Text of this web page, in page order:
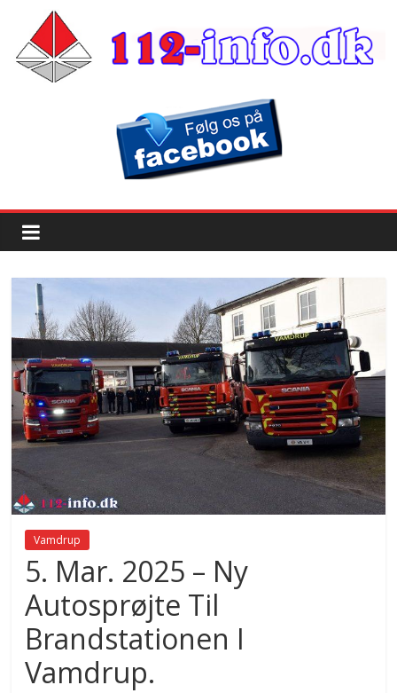
Vamdrup
5. Mar. 2025 – Ny
Autosprøjte Til
Brandstationen I
Vamdrup.